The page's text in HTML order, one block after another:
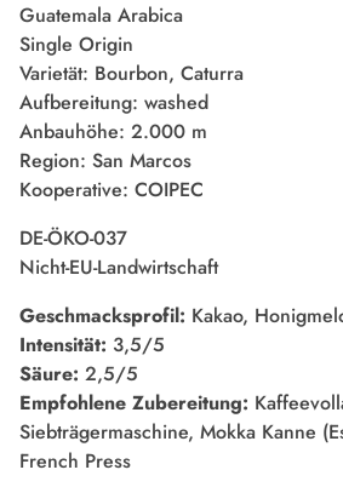
Guatemala Arabica
Single Origin
Varietät: Bourbon, Caturra
Aufbereitung: washed
Anbauhöhe: 2.000 m
Region: San Marcos
Kooperative: COIPEC
DE-ÖKO-037
Nicht-EU-Landwirtschaft
Geschmacksprofil: Kakao,
Intensität: 3,5/5
Säure: 2,5/5
Empfohlene Zubereitung:
Siebträgermaschine, Mokka Kanne
French Press